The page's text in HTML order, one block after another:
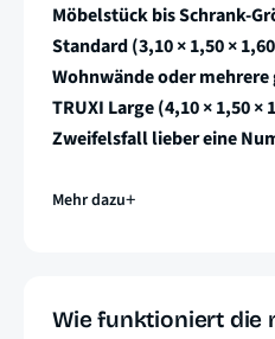
Möbelstück bis Schrank-
Standard (3,10 × 1,50 ×
Wohnwände oder
TRUXI Large (4,10 × 1,50 ×
Zweifelsfall lieber eine
Mehr dazu
Wie funktioniert die